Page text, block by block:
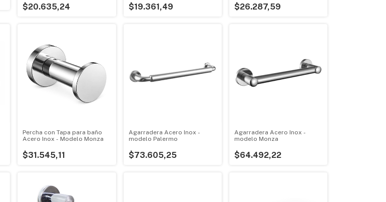
$20.635,24 $19.361,49 $26.287,59
Percha con Tapa para baño
Acero Inox - Modelo Monza
$31.545,11
Agarradera Acero Inox -
modelo Palermo
$73.605,25
Agarradera Acero Inox -
modelo Monza
$64.492,22